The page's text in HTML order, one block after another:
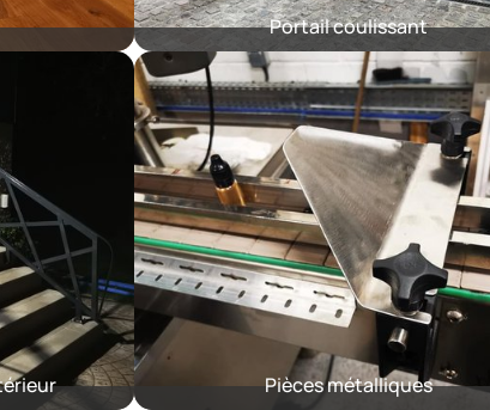
Portail coulissant
Pièces métalliques